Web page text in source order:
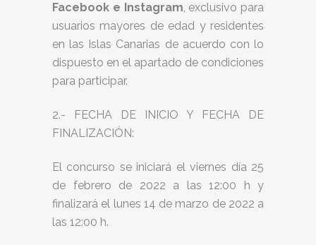
Facebook e Instagram, exclusivo para
usuarios mayores de edad y residentes
en las Islas Canarias de acuerdo con lo
dispuesto en el apartado de condiciones
para participar.
2.- FECHA DE INICIO Y FECHA DE
FINALIZACIÓN:
El concurso se iniciará el viernes día 25
de febrero de 2022 a las 12:00 h y
finalizará el lunes 14 de marzo de 2022 a
las 12:00 h.